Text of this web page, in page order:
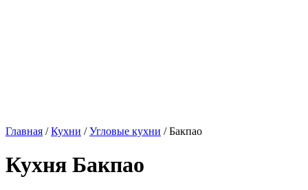
Главная /Кухни /Угловые кухни / Бакпао
Кухня Бакпао